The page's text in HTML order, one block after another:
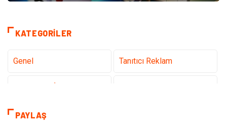
KATEGORILER
Genel Tanıtıcı Reklam
teknoloji
PAYLAŞ